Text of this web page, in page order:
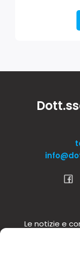
Le notizie e
carattere